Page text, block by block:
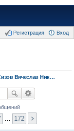
Вход
Регистрация
Сизов Вячеслав Николаевич.
172